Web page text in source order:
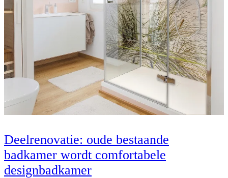
Deelrenovatie: oude bestaande
badkamer wordt comfortabele
designbadkamer